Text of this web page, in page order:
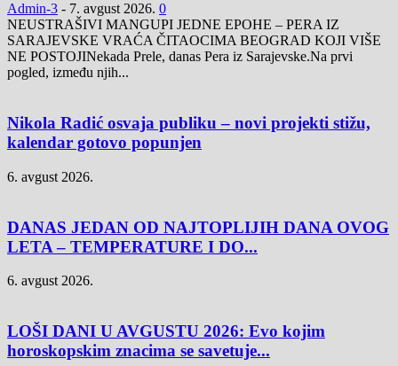
Admin-3 - 7. avgust 2026. 0
NEUSTRAŠIVI MANGUPI JEDNE EPOHE – PERA IZ
SARAJEVSKE VRAĆA ČITAOCIMA BEOGRAD KOJI VIŠE
NE POSTOJINekada Prele, danas Pera iz Sarajevske.Na prvi
pogled, između njih...
Nikola Radić osvaja publiku – novi projekti stižu,
kalendar gotovo popunjen
6. avgust 2026.
DANAS JEDAN OD NAJTOPLIJIH DANA OVOG
LETA – TEMPERATURE I DO...
6. avgust 2026.
LOŠI DANI U AVGUSTU 2026: Evo kojim
horoskopskim znacima se savetuje...